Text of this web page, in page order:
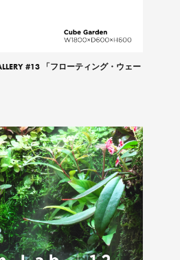
#13 「フローティング・ウェー